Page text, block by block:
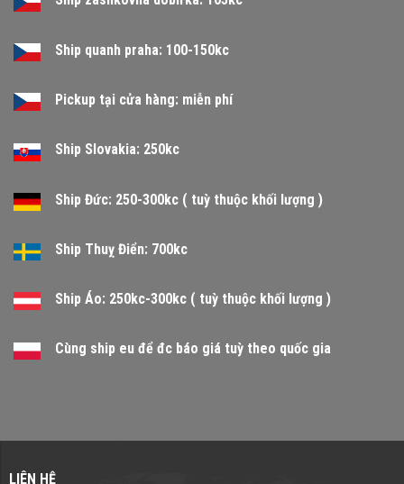
Ship quanh praha: 100-150kc
Pickup tại cửa hàng: miễn phí
Ship Slovakia: 250kc
Ship Đức: 250-300kc ( tuỳ thuộc khối lượng )
Ship Thuỵ Điển: 700kc
Ship Áo: 250kc-300kc ( tuỳ thuộc khối lượng )
Cùng ship eu để đc báo giá tuỳ theo quốc gia
LIÊN HỆ